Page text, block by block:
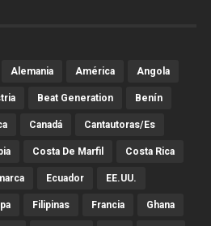
Alemania América Angola
Beat Generation Benín
Canadá Cantautoras/es
Costa De Marfil Costa Rica
Ecuador EE.UU.
Filipinas Francia Ghana